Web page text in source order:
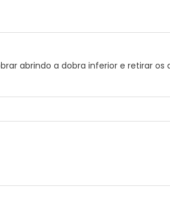
abrindo a dobra inferior e retirar os